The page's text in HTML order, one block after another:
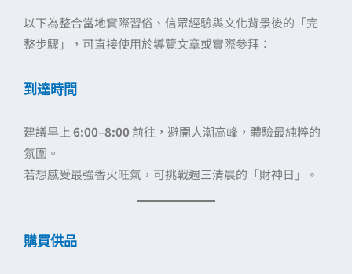
以下為整合當地實際習俗、信眾經驗與文化背景後的「完
整步驟」，可直接使用於導覽文章或實際參拜：
到達時間
建議早上 6:00–8:00 前往，避開人潮高峰，體驗最純粹的
氛圍。
若想感受最強香火旺氣，可挑戰週三清晨的「財神日」。
購買供品